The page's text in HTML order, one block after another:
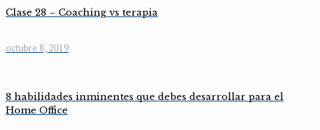
Clase 28 – Coaching vs terapia
octubre 8, 2019
8 habilidades inminentes que debes desarrollar para el
Home Office